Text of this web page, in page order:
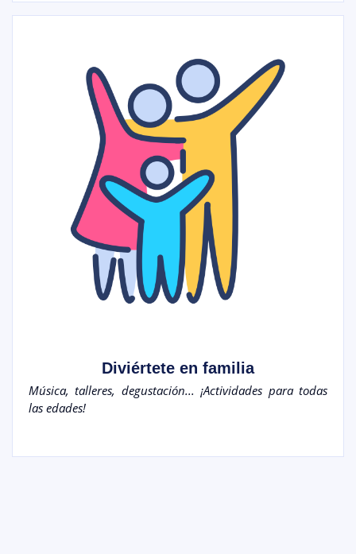
Diviértete en familia
Música, talleres, degustación... ¡Actividades para todas
las edades!